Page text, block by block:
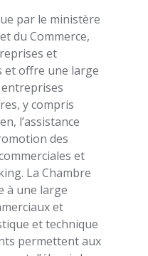
par le ministère
du Commerce,
et
et offre une large
entreprises
y compris
l’assistance
des
et
La Chambre
à une large
et
et technique
permettent aux